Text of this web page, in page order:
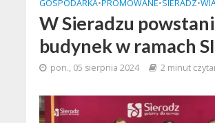
GOSPODARKA•PROMOWANE•SIERADZ•
W Sieradzu
budynek w ramach
pon., 05 sierpnia 2024 2 minut